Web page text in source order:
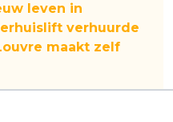
leven in
verhuurde
maakt zelf